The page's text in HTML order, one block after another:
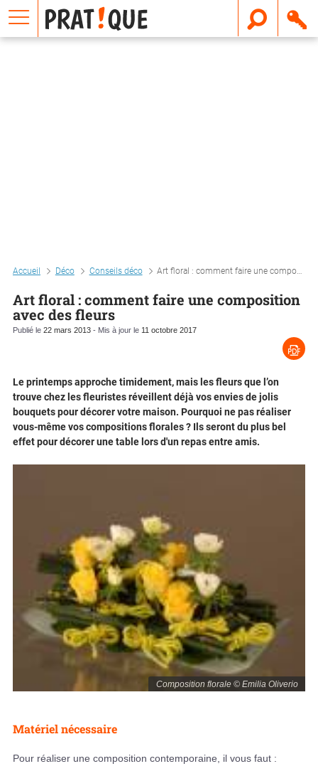
Accueil Déco Conseils déco Art floral : comment faire une composition avec des fleurs
Art floral : comment faire une composition
avec des fleurs
Publié le 22 mars 2013 - Mis à jour le 11 octobre 2017
Composition florale © Emilia Oliverio
Le printemps approche timidement, mais les fleurs que l’on
trouve chez les fleuristes réveillent déjà vos envies de jolis
bouquets pour décorer votre maison. Pourquoi ne pas réaliser
vous-même vos compositions florales ? Ils seront du plus bel
effet pour décorer une table lors d'un repas entre amis.
Matériel nécessaire
Pour réaliser une composition contemporaine, il vous faut :
E
m
a